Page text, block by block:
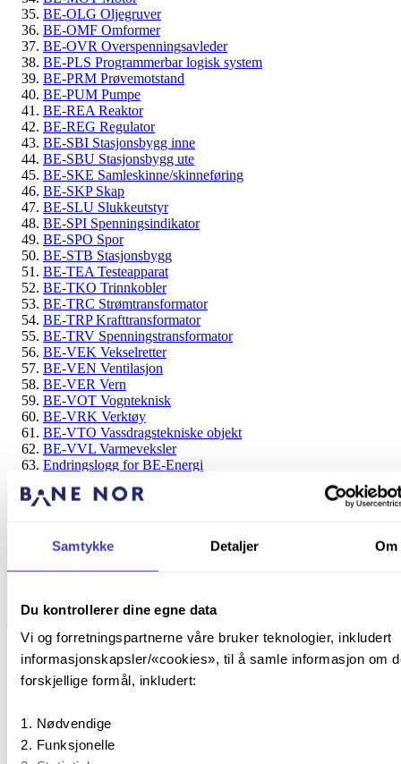
Samtykke Detaljer Om
Du kontrollerer dine egne data
Vi og forretningspartnerne våre bruker teknologier, inkludert
informasjonskapsler/«cookies», til å samle informasjon om
forskjellige formål, inkludert:
Nødvendige
Funksjonelle
BE-OLG Oljegruver
BE-OMF Omformer
BE-OVR Overspenningsavleder
BE-PLS Programmerbar logisk system
BE-PRM Prøvemotstand
BE-PUM Pumpe
BE-REA Reaktor
BE-REG Regulator
BE-SBI Stasjonsbygg inne
BE-SBU Stasjonsbygg ute
BE-SKE Samleskinne/skinneføring
BE-SKP Skap
BE-SLU Slukkeutstyr
BE-SPI Spenningsindikator
BE-SPO Spor
BE-STB Stasjonsbygg
BE-TEA Testeapparat
BE-TKO Trinnkobler
BE-TRC Strømtransformator
BE-TRP Krafttransformator
BE-TRV Spenningstransformator
BE-VEK Vekselretter
BE-VEN Ventilasjon
BE-VER Vern
BE-VOT Vognteknisk
BE-VRK Verktøy
BE-VTO Vassdragstekniske objekt
BE-VVL Varmeveksler
Endringslogg for BE-Energi
BE-TEA Testeapparat
Oppdatert:
27. september 2024